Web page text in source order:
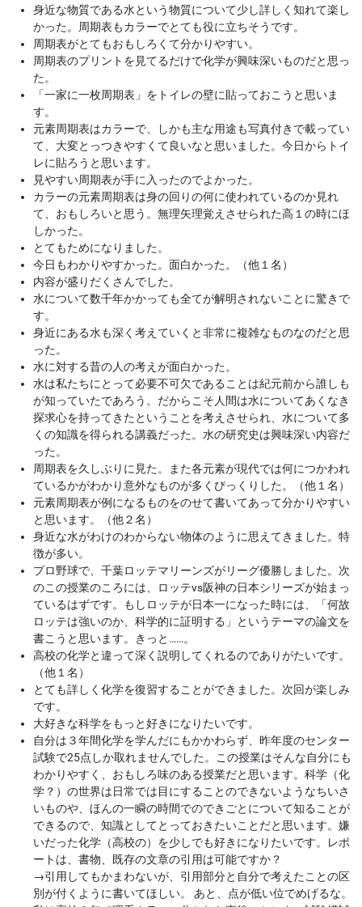
身近な物質である水という物質について少し詳しく知れて楽し
かった。周期表もカラーでとても役に立ちそうです。
周期表がとてもおもしろくて分かりやすい。
周期表のプリントを見てるだけで化学が興味深いものだと思っ
た。
「一家に一枚周期表」をトイレの壁に貼っておこうと思いま
す。
元素周期表はカラーで、しかも主な用途も写真付きで載ってい
て、大変とっつきやすくて良いなと思いました。今日からトイ
レに貼ろうと思います。
見やすい周期表が手に入ったのでよかった。
カラーの元素周期表は身の回りの何に使われているのか見れ
て、おもしろいと思う。無理矢理覚えさせられた高１の時にほ
しかった。
とてもためになりました。
今日もわかりやすかった。面白かった。（他１名）
内容が盛りだくさんでした。
水について数千年かかっても全てが解明されないことに驚きで
す。
身近にある水も深く考えていくと非常に複雑なものなのだと思
った。
水に対する昔の人の考えが面白かった。
水は私たちにとって必要不可欠であることは紀元前から誰しも
が知っていたであろう。だからこそ人間は水についてあくなき
探求心を持ってきたということを考えさせられ、水について多
くの知識を得られる講義だった。水の研究史は興味深い内容だ
った。
周期表を久しぶりに見た。また各元素が現代では何につかわれ
ているかがわかり意外なものが多くびっくりした。（他１名）
元素周期表が例になるものをのせて書いてあって分かりやすい
と思います。（他２名）
身近な水がわけのわからない物体のように思えてきました。特
徴が多い。
プロ野球で、千葉ロッテマリーンズがリーグ優勝しました。次
のこの授業のころには、ロッテvs阪神の日本シリーズが始まっ
ているはずです。もしロッテが日本一になった時には、「何故
ロッテは強いのか、科学的に証明する」というテーマの論文を
書こうと思います。きっと……。
高校の化学と違って深く説明してくれるのでありがたいです。
（他１名）
とても詳しく化学を復習することができました。次回が楽しみ
です。
大好きな科学をもっと好きになりたいです。
自分は３年間化学を学んだにもかかわらず、昨年度のセンター
試験で25点しか取れませんでした。この授業はそんな自分にも
わかりやすく、おもしろ味のある授業だと思います。科学（化
学？）の世界は日常では目にすることのできないようなちいさ
いものや、ほんの一瞬の時間でのできごとについて知ることが
できるので、知識としてとっておきたいことだと思います。嫌
いだった化学（高校の）を少しでも好きになりたいです。レポ
ートは、書物、既存の文章の引用は可能ですか？
→引用してもかまわないが、引用部分と自分で考えたことの区
別が付くように書いてほしい。 あと、点が低い位でめげるな。